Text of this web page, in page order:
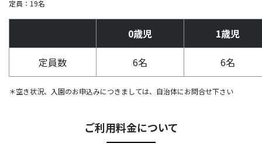
定員：19名
0歳児 1歳児
定員数 6名 6名
＊空き状況、入園のお申込みにつきましては、自治体にお問合せ下さい
ご利用料金について